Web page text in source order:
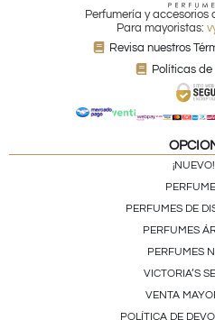
Perfumería y accesorios
Para mayoristas:
Revisa nuestros
Políticas
¡NUEVO!
PERFUMES DE
PERFUMES
PERFUMES
VICTORIA’S
VENTA
POLÍTICA DE